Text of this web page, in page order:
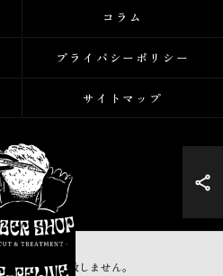
は一切対応致しません。
コラム
プライバシーポリシー
サイトマップ